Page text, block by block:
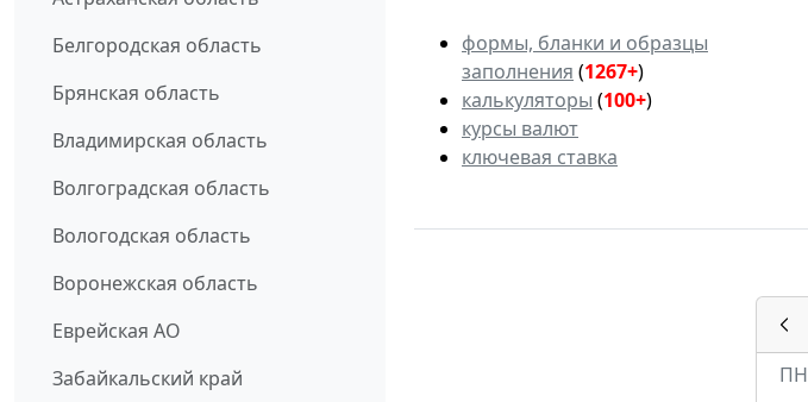
Белгородская область
Брянская область
Владимирская область
Волгоградская область
Вологодская область
Воронежская область
Еврейская АО
Забайкальский край
формы, бланки и образцы
заполнения (1267+)
калькуляторы (100+)
курсы валют
ключевая ставка
ПН